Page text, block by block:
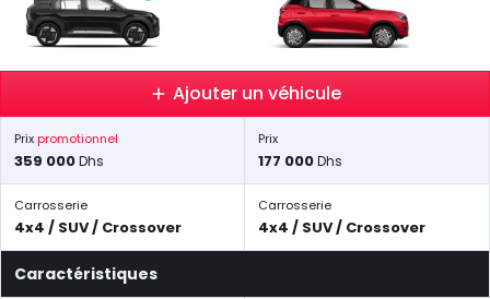
Ajouter un véhicule
Prix promotionnel
359 000Dhs
Prix
177 000Dhs
Carrosserie
4x4 / SUV / Crossover
Carrosserie
4x4 / SUV / Crossover
Caractéristiques